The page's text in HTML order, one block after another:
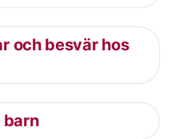
och besvär hos
barn